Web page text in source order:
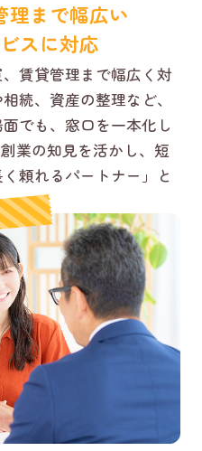
理まで幅広い
スに対応
賃貸管理まで幅広く対
続、資産の整理など、
でも、窓口を一本化し
業の知見を活かし、短
頼れるパートナー」と